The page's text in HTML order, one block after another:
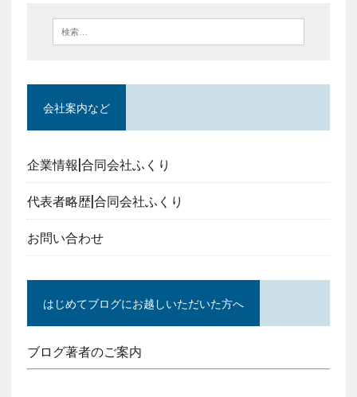
会社案内など
企業情報|合同会社ふくり
代表者略歴|合同会社ふくり
お問い合わせ
はじめてブログにお越しいただいた方へ
ブログ著者のご案内